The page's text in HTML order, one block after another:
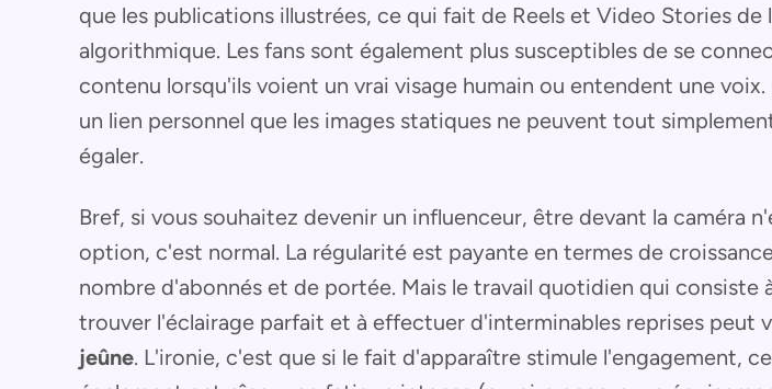
que les publications illustrées, ce qui fait de Reels et Video Stories de
algorithmique. Les fans sont également plus susceptibles de se
contenu lorsqu'ils voient un vrai visage humain ou entendent une voix.
un lien personnel que les images statiques ne peuvent tout
égaler.
Bref, si vous souhaitez devenir un influenceur, être devant la caméra
option, c'est normal. La régularité est payante en termes de
nombre d'abonnés et de portée. Mais le travail quotidien qui consiste
trouver l'éclairage parfait et à effectuer d'interminables reprises peut
jeûne. L'ironie, c'est que si le fait d'apparaître stimule l'engagement,